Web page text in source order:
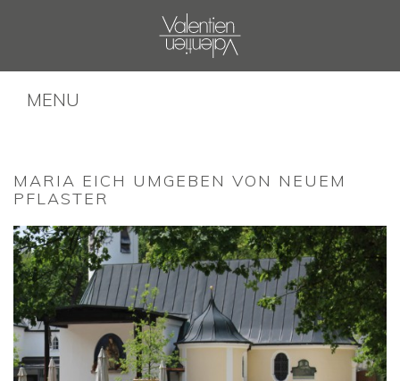
MENU
MARIA EICH UMGEBEN VON NEUEM
PFLASTER